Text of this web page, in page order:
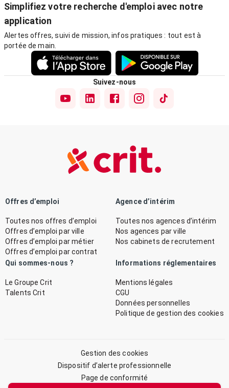
Simplifiez votre recherche d'emploi avec notre
application
Alertes offres, suivi de mission, infos pratiques : tout est à
portée de main.
Suivez-nous
Offres d’emploi
Toutes nos offres d’emploi
Offres d’emploi par ville
Offres d’emploi par métier
Offres d’emploi par contrat
Agence d’intérim
Toutes nos agences d’intérim
Nos agences par ville
Nos cabinets de recrutement
Qui sommes-nous ?
Le Groupe Crit
Talents Crit
Informations réglementaires
Mentions légales
CGU
Données personnelles
Politique de gestion des cookies
Gestion des cookies
Dispositif d’alerte professionnelle
Page de conformité